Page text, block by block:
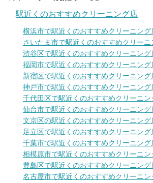
駅近くのおすすめクリーニング店
横浜市で駅近くのおすすめクリーニング
さいたま市で駅近くのおすすめクリーニ
渋谷区で駅近くのおすすめクリーニング
福岡市で駅近くのおすすめクリーニング
新宿区で駅近くのおすすめクリーニング
神戸市で駅近くのおすすめクリーニング
千代田区で駅近くのおすすめクリーニン
仙台市で駅近くのおすすめクリーニング
文京区の駅近くのおすすめクリーニング
足立区で駅近くのおすすめクリーニング
千葉市で駅近くのおすすめクリーニング
相模原市で駅近くのおすすめクリーニン
豊島区で駅近くのおすすめクリーニング
名古屋市で駅近くのおすすめクリーニン